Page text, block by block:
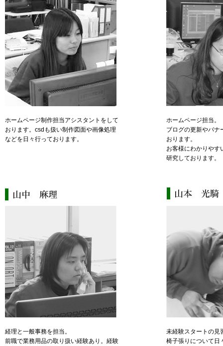
ホームページ制作担当アシスタントをして
おります。csdも扱い制作図面や画像処理
などを日々行っております。
ホームページ担当。
ブログの更新やバナ
おります。
お客様にわかりやす
研究しております。
経理と一般事務を担当。
前職で業務用品の取り扱い経験あり。経験
未経験スタートの見
椅子張りについて日